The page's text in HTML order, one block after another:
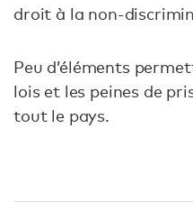
droit à la non-
Peu d’éléments
lois et les peines de
tout le pays.